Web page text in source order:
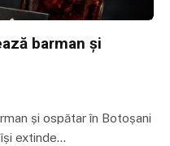
barman și
și ospătar în Botoșani
extinde…